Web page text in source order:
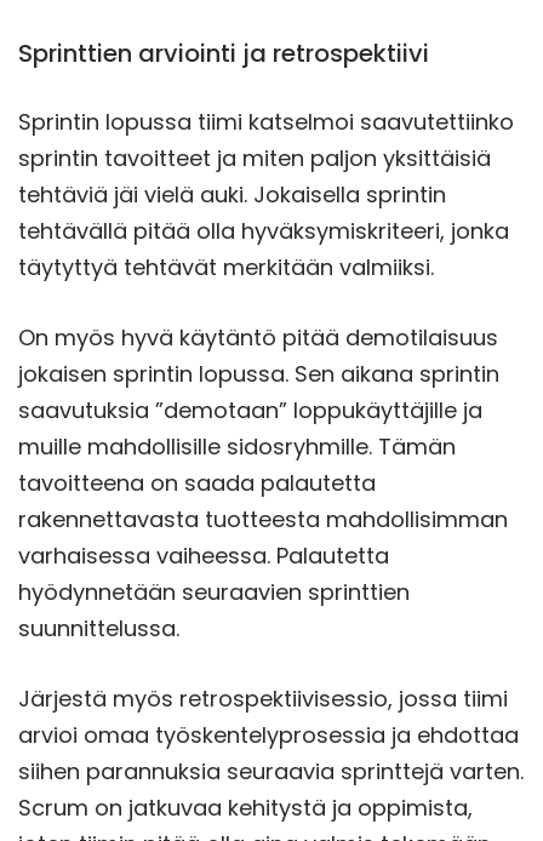
Sprinttien arviointi ja retrospektiivi
Sprintin lopussa tiimi katselmoi saavutettiinko
sprintin tavoitteet ja miten paljon yksittäisiä
tehtäviä jäi vielä auki. Jokaisella sprintin
tehtävällä pitää olla hyväksymiskriteeri, jonka
täytyttyä tehtävät merkitään valmiiksi.
On myös hyvä käytäntö pitää demotilaisuus
jokaisen sprintin lopussa. Sen aikana sprintin
saavutuksia ”demotaan” loppukäyttäjille ja
muille mahdollisille sidosryhmille. Tämän
tavoitteena on saada palautetta
rakennettavasta tuotteesta mahdollisimman
varhaisessa vaiheessa. Palautetta
hyödynnetään seuraavien sprinttien
suunnittelussa.
Järjestä myös retrospektiivisessio, jossa tiimi
arvioi omaa työskentelyprosessia ja ehdottaa
siihen parannuksia seuraavia sprinttejä varten.
Scrum on jatkuvaa kehitystä ja oppimista,